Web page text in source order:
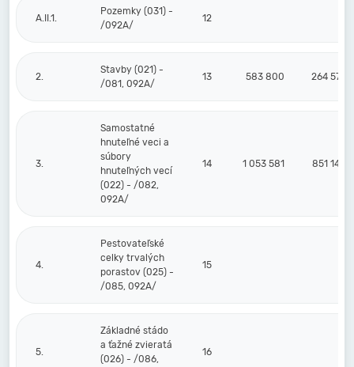
A.II.1.
Pozemky (031) -
/092A/
12
2.
Stavby (021) -
/081, 092A/
13 583 800 264 577
3.
Samostatné
hnuteľné veci a
súbory
hnuteľných vecí
(022) - /082,
092A/
14 1 053 581 851 142
4.
Pestovateľské
celky trvalých
porastov (025) -
/085, 092A/
15
5.
Základné stádo
a ťažné zvieratá
(026) - /086,
16